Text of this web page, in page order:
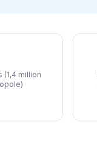
(1,4 million